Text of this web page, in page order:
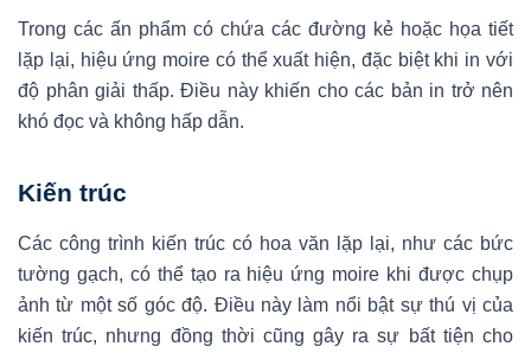
Trong các ấn phẩm có chứa các đường kẻ hoặc họa tiết
lặp lại, hiệu ứng moire có thể xuất hiện, đặc biệt khi in với
độ phân giải thấp. Điều này khiến cho các bản in trở nên
khó đọc và không hấp dẫn.
Kiến trúc
Các công trình kiến trúc có hoa văn lặp lại, như các bức
tường gạch, có thể tạo ra hiệu ứng moire khi được chụp
ảnh từ một số góc độ. Điều này làm nổi bật sự thú vị của
kiến trúc, nhưng đồng thời cũng gây ra sự bất tiện cho